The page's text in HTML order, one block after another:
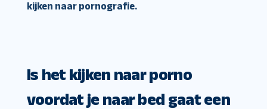
kijken naar pornografie.
Is het kijken naar porno
voordat je naar bed gaat een